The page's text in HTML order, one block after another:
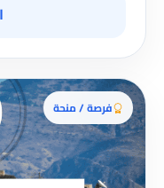
فرصة / منحة